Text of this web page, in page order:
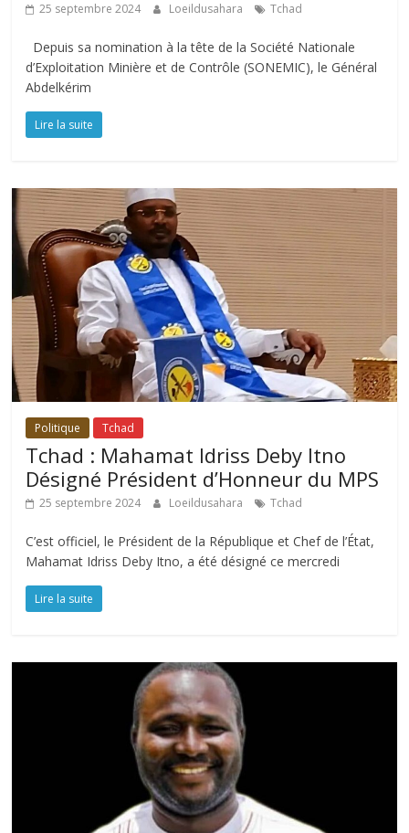
25 septembre 2024 Loeildusahara Tchad
Depuis sa nomination à la tête de la Société Nationale
d’Exploitation Minière et de Contrôle (SONEMIC), le Général
Abdelkérim
Lire la suite
Politique Tchad
Tchad : Mahamat Idriss Deby Itno
Désigné Président d’Honneur du MPS
25 septembre 2024 Loeildusahara Tchad
C’est officiel, le Président de la République et Chef de l’État,
Mahamat Idriss Deby Itno, a été désigné ce mercredi
Lire la suite